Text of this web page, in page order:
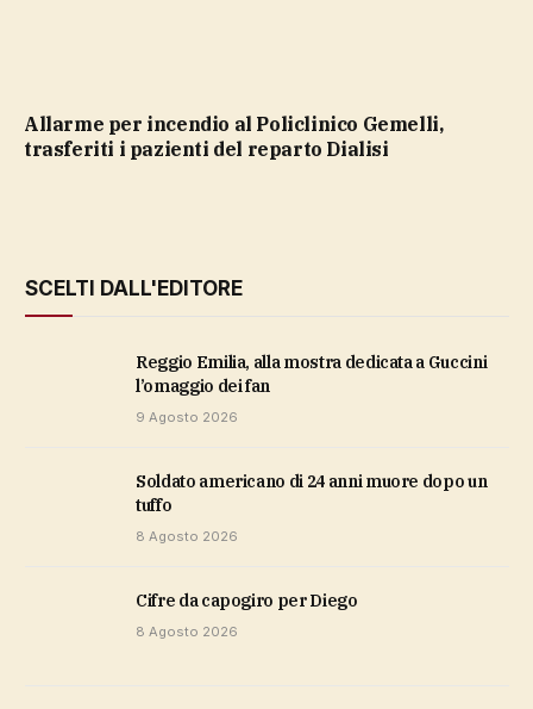
Allarme per incendio al Policlinico Gemelli,
trasferiti i pazienti del reparto Dialisi
SCELTI DALL'EDITORE
Reggio Emilia, alla mostra dedicata a Guccini
l’omaggio dei fan
9 Agosto 2026
soldato americano di 24 anni muore dopo un
tuffo
8 Agosto 2026
cifre da capogiro per Diego
8 Agosto 2026